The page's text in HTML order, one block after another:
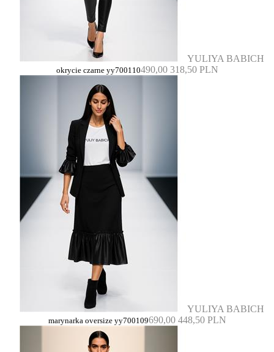
YULIYA BABICH
okrycie czarne yy700110490,00 318,50 PLN
YULIYA BABICH
marynarka oversize yy700109690,00 448,50 PLN